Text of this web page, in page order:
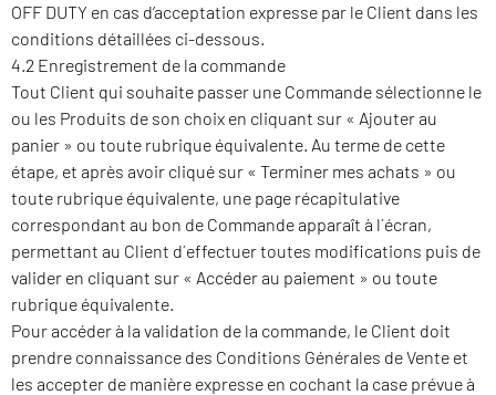
OFF DUTY en cas d’acceptation expresse par le Client dans les
conditions détaillées ci-dessous.
4.2 Enregistrement de la commande
Tout Client qui souhaite passer une Commande sélectionne le
ou les Produits de son choix en cliquant sur « Ajouter au
panier » ou toute rubrique équivalente. Au terme de cette
étape, et après avoir cliqué sur « Terminer mes achats » ou
toute rubrique équivalente, une page récapitulative
correspondant au bon de Commande apparaît à l´écran,
permettant au Client d´effectuer toutes modifications puis de
valider en cliquant sur « Accéder au paiement » ou toute
rubrique équivalente.
Pour accéder à la validation de la commande, le Client doit
prendre connaissance des Conditions Générales de Vente et
les accepter de manière expresse en cochant la case prévue à